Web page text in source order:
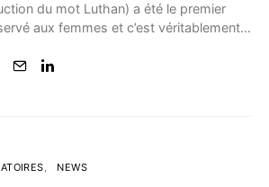
du mot Luthan) a été le premier
aux femmes et c’est véritablement…
NEWS